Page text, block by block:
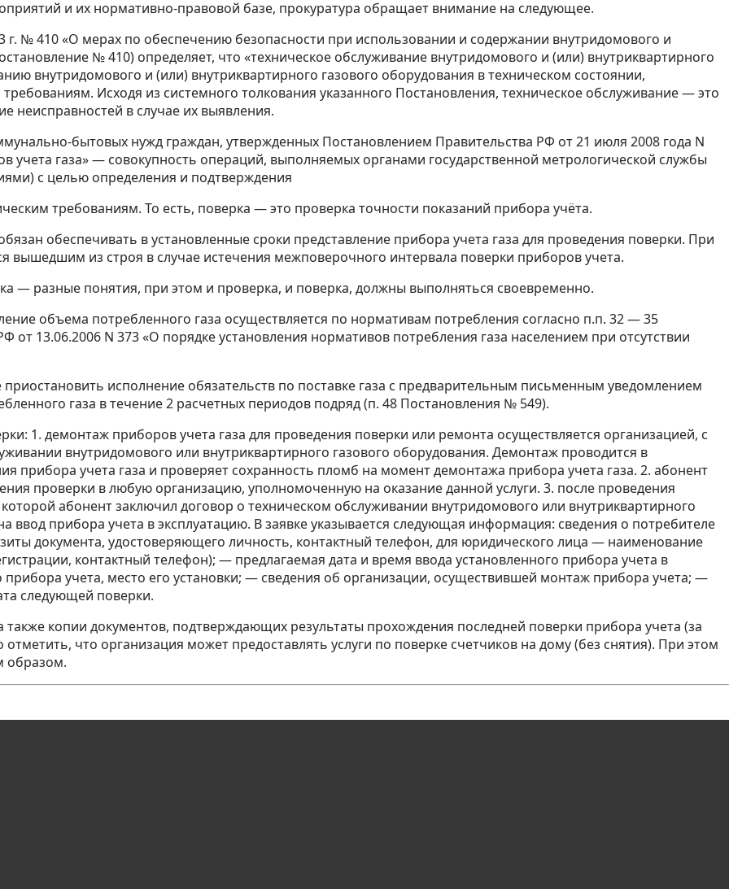
и их нормативно-правовой базе, прокуратура обращает внимание на следующее.
г. № 410 «О мерах по обеспечению безопасности при использовании и содержании внутридомового и
№ 410) определяет, что «техническое обслуживание внутридомового и (или) внутриквартирного
внутридомового и (или) внутриквартирного газового оборудования в техническом состоянии,
Исходя из системного толкования указанного Постановления, техническое обслуживание — это
неисправностей в случае их выявления.
бытовых нужд граждан, утвержденных Постановлением Правительства РФ от 21 июля 2008 года N
газа» — совокупность операций, выполняемых органами государственной метрологической службы
с целью определения и подтверждения
требованиям. То есть, поверка — это проверка точности показаний прибора учёта.
обеспечивать в установленные сроки представление прибора учета газа для проведения поверки. При
вышедшим из строя в случае истечения межповерочного интервала поверки приборов учета.
— разные понятия, при этом и проверка, и поверка, должны выполняться своевременно.
объема потребленного газа осуществляется по нормативам потребления согласно п.п. 32 — 35
13.06.2006 N 373 «О порядке установления нормативов потребления газа населением при отсутствии
исполнение обязательств по поставке газа с предварительным письменным уведомлением
газа в течение 2 расчетных периодов подряд (п. 48 Постановления № 549).
1. демонтаж приборов учета газа для проведения поверки или ремонта осуществляется организацией, с
внутридомового или внутриквартирного газового оборудования. Демонтаж проводится в
прибора учета газа и проверяет сохранность пломб на момент демонтажа прибора учета газа. 2. абонент
проверки в любую организацию, уполномоченную на оказание данной услуги. 3. после проведения
абонент заключил договор о техническом обслуживании внутридомового или внутриквартирного
ввод прибора учета в эксплуатацию. В заявке указывается следующая информация: сведения о потребителе
документа, удостоверяющего личность, контактный телефон, для юридического лица — наименование
контактный телефон); — предлагаемая дата и время ввода установленного прибора учета в
учета, место его установки; — сведения об организации, осуществившей монтаж прибора учета; —
следующей поверки.
также копии документов, подтверждающих результаты прохождения последней поверки прибора учета (за
что организация может предоставлять услуги по поверке счетчиков на дому (без снятия). При этом
образом.